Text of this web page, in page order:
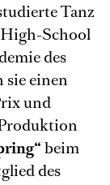
Tanz
School
des
sie einen
und
beim
des